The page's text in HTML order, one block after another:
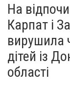
На
Карпат і
вирушила
дітей із
області